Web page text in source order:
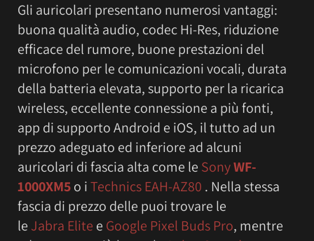
Gli auricolari presentano numerosi vantaggi:
buona qualità audio, codec Hi-Res, riduzione
efficace del rumore, buone prestazioni del
microfono per le comunicazioni vocali, durata
della batteria elevata, supporto per la ricarica
wireless, eccellente connessione a più fonti,
app di supporto Android e iOS, il tutto ad un
prezzo adeguato ed inferiore ad alcuni
auricolari di fascia alta come le SonyWF-
1000XM5o iTechnics EAH-AZ80 . Nella stessa
fascia di prezzo delle puoi trovare le
le Jabra Elite e Google Pixel Buds Pro, mentre